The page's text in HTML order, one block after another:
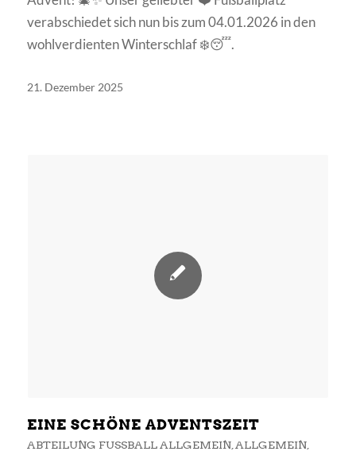
verabschiedet sich nun bis zum 04.01.2026 in den
wohlverdienten Winterschlaf ❄️😴.
21. Dezember 2025
EINE SCHÖNE ADVENTSZEIT
ABTEILUNG FUSSBALL ALLGEMEIN , ALLGEMEIN,